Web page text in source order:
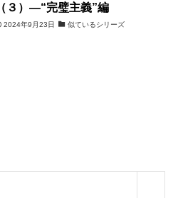
（３）―“完璧主義”編
2024年9月23日 似ているシリーズ